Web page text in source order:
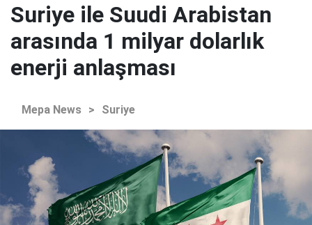
Suriye ile Suudi Arabistan
arasında 1 milyar dolarlık
enerji anlaşması
Mepa News > Suriye